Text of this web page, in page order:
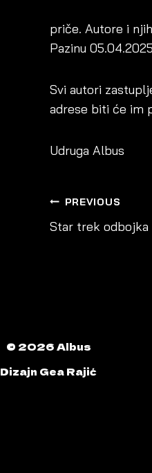
priče. Autore i
Pazinu
Svi autori
adrese biti će im
Udruga Albus
POST
PREVIOUS
Star trek odbojka
© 2026 Albus
Dizajn Gea Rajić